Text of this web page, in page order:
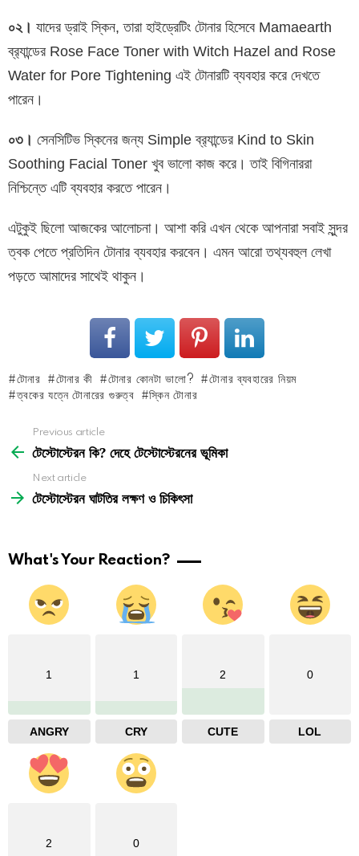
০২। যাদের ড্রাই স্কিন, তারা হাইড্রেটিং টোনার হিসেবে Mamaearth
ব্র‍্যান্ডের Rose Face Toner with Witch Hazel and Rose
Water for Pore Tightening এই টোনারটি ব্যবহার করে দেখতে
পারেন।
০৩। সেনসিটিভ স্কিনের জন্য Simple ব্র‍্যান্ডের Kind to Skin
Soothing Facial Toner খুব ভালো কাজ করে। তাই বিগিনাররা
নিশ্চিন্তে এটি ব্যবহার করতে পারেন।
এটুকুই ছিলো আজকের আলোচনা। আশা করি এখন থেকে আপনারা সবাই সুন্দর
ত্বক পেতে প্রতিদিন টোনার ব্যবহার করবেন। এমন আরো তথ্যবহুল লেখা
পড়তে আমাদের সাথেই থাকুন।
টোনার টোনার কী টোনার কোনটা ভালো?
টোনার ব্যবহারের নিয়ম
ত্বকের যত্নে টোনারের গুরুত্ব
স্কিন টোনার
more
Previous article
টেস্টোস্টেরন কি? দেহে টেস্টোস্টেরনের ভূমিকা
Next article
টেস্টোস্টেরন ঘাটতির লক্ষণ ও চিকিৎসা
What's Your Reaction?
1
ANGRY
1
CRY
2
CUTE
0
LOL
2 0